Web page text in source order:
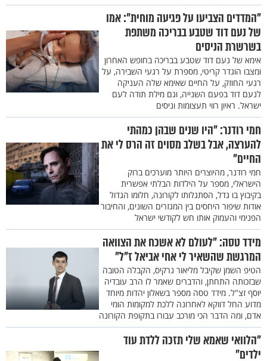
"המדדים הצביעו על פגיעה מוחית": אמו
של נעם דוד שטבע בבריכה משתפת
בשרשרת הניסים
אימא של נעם דוד שטבע בבריכה בחופש האחרון
ומצבו הוגדר קריטי, מספרת על רגעי השבירה, על
רגעי החוזק, על החיים שאימא שלה העניקה
לנעם דוד בפעם השנייה, וגם מילת תודה לעם
ישראל. ראיון רווי תעצומות וניסים
חמי רודנר: "היו שנים שבהן כמהתי
להערצה, אבל בשלב מסוים זה הרס לי את
החיים"
חמי רודנר, מהיוצרים היותר מוערכים ברוק
הישראלי, מספר על הילדות הבלתי אפשרית
בקיבוץ בו גדל, הסתגלותו לקורונה, חלומו הגדול
אודות שיפור היחסים בין המגזרים השונים, והחיבור
הפנימי והעמוק אותו חש לקודשי ישראל
מידד טסה: "לעולם לא אשכח את הצוואה
המרגשת שהשאיר לי אחי אביאל ז"ל"
הטיפ השמן שקיבל מליאור נרקיס, הקבלה הטובה
שבזכותה התחתן, והדברים שאמר לו הרב עובדיה
יוסף זצ"ל. מידד טסה מספר בשאלון יהדות מיוחד
מדוע החל דווקא לאחרונה ללכת למקומות הומי
אדם, ומה הדבר הכי מורכב עבורו בתקופת הקורונה
"הלוואי שאמא שלי תזכה ללדת עוד
ילדים"